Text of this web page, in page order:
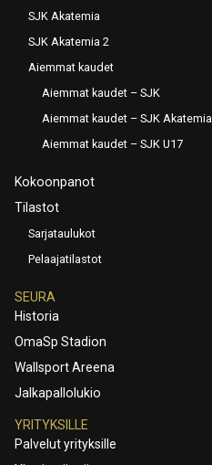
SJK Akatemia
SJK Akatemia 2
Aiemmat kaudet
Aiemmat kaudet – SJK
Aiemmat kaudet – SJK Akatemia
Aiemmat kaudet – SJK U17
Kokoonpanot
Tilastot
Sarjataulukot
Pelaajatilastot
SEURA
Historia
OmaSp Stadion
Wallsport Areena
Jalkapallolukio
YRITYKSILLE
Palvelut yrityksille